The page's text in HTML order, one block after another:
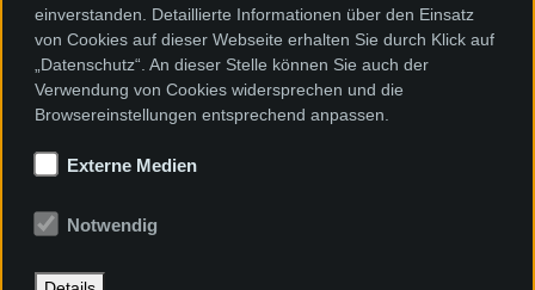
einverstanden. Detaillierte Informationen über den Einsatz
von Cookies auf dieser Webseite erhalten Sie durch Klick auf
„Datenschutz“. An dieser Stelle können Sie auch der
Verwendung von Cookies widersprechen und die
Browsereinstellungen entsprechend anpassen.
Externe Medien
Notwendig